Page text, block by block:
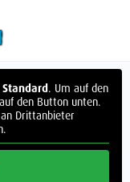
Standard. Um auf den
den Button unten.
Drittanbieter